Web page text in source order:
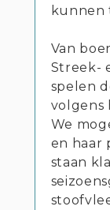
kunnen
Van
Streek-
spelen
volgens
We
en haar
staan